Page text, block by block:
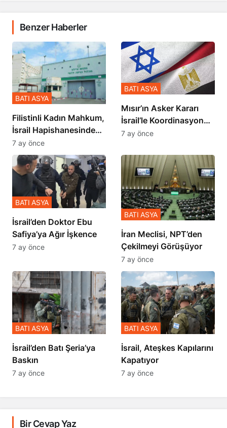
Benzer Haberler
Filistinli Kadın Mahkum,
İsrail Hapishanesindeki
Zulmü Anlattı
BATI ASYA
7 ay önce
Mısır’ın Asker Kararı
İsrail’le Koordinasyon
İçinde Gerçekleşmiş
BATI ASYA
7 ay önce
İsrail’den Doktor Ebu
Safiya’ya Ağır İşkence
BATI ASYA
7 ay önce
İran Meclisi, NPT’den
Çekilmeyi Görüşüyor
BATI ASYA
7 ay önce
​​​​​​​İsrail’den Batı Şeria’ya
Baskın
BATI ASYA
7 ay önce
İsrail, Ateşkes Kapılarını
Kapatıyor
BATI ASYA
7 ay önce
Bir Cevap Yaz